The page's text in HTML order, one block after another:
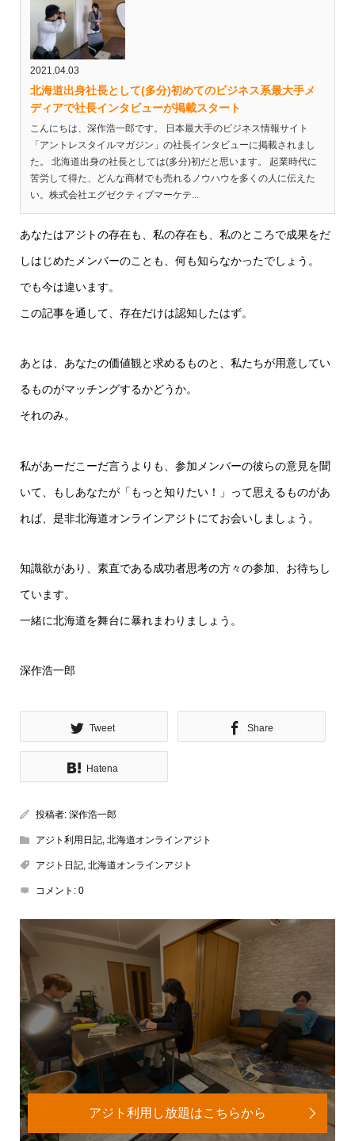
2021.04.03
北海道出身社長として(多分)初めてのビジネス系最大手メ
ディアで社長インタビューが掲載スタート
こんにちは、深作浩一郎です。 日本最大手のビジネス情報サイト
「アントレスタイルマガジン」の社長インタビューに掲載されまし
た。 北海道出身の社長としては(多分)初だと思います。 起業時代に
苦労して得た、どんな商材でも売れるノウハウを多くの人に伝えた
い。株式会社エグゼクティブマーケテ...
あなたはアジトの存在も、私の存在も、私のところで成果をだ
しはじめたメンバーのことも、何も知らなかったでしょう。
でも今は違います。
この記事を通して、存在だけは認知したはず。
あとは、あなたの価値観と求めるものと、私たちが用意してい
るものがマッチングするかどうか。
それのみ。
私があーだこーだ言うよりも、参加メンバーの彼らの意見を聞
いて、もしあなたが「もっと知りたい！」って思えるものがあ
れば、是非北海道オンラインアジトにてお会いしましょう。
知識欲があり、素直である成功者思考の方々の参加、お待ちし
ています。
一緒に北海道を舞台に暴れまわりましょう。
深作浩一郎
Tweet Share
Hatena
投稿者: 深作浩一郎
アジト利用日記, 北海道オンラインアジト
アジト日記, 北海道オンラインアジト
コメント: 0
アジト利用し放題はこちらから